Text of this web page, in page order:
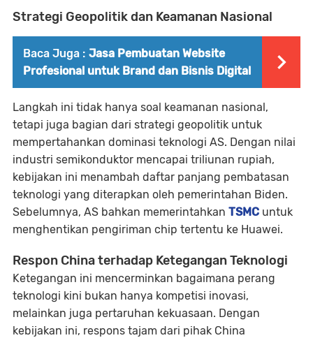
Strategi Geopolitik dan Keamanan Nasional
Baca Juga : Jasa Pembuatan Website
Profesional untuk Brand dan Bisnis Digital
Langkah ini tidak hanya soal keamanan nasional,
tetapi juga bagian dari strategi geopolitik untuk
mempertahankan dominasi teknologi AS. Dengan nilai
industri semikonduktor mencapai triliunan rupiah,
kebijakan ini menambah daftar panjang pembatasan
teknologi yang diterapkan oleh pemerintahan Biden.
Sebelumnya, AS bahkan memerintahkan TSMC untuk
menghentikan pengiriman chip tertentu ke Huawei.
Respon China terhadap Ketegangan Teknologi
Ketegangan ini mencerminkan bagaimana perang
teknologi kini bukan hanya kompetisi inovasi,
melainkan juga pertaruhan kekuasaan. Dengan
kebijakan ini, respons tajam dari pihak China